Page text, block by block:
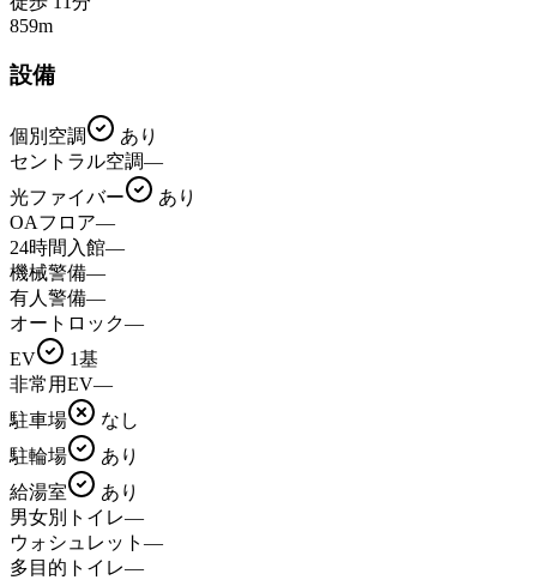
859m
設備
個別空調
あり
セントラル空調—
光ファイバー
あり
OAフロア—
24時間入館—
機械警備—
有人警備—
オートロック—
EV
1基
非常用EV—
駐車場
なし
駐輪場
あり
給湯室
あり
男女別トイレ—
ウォシュレット —
多目的トイレ—